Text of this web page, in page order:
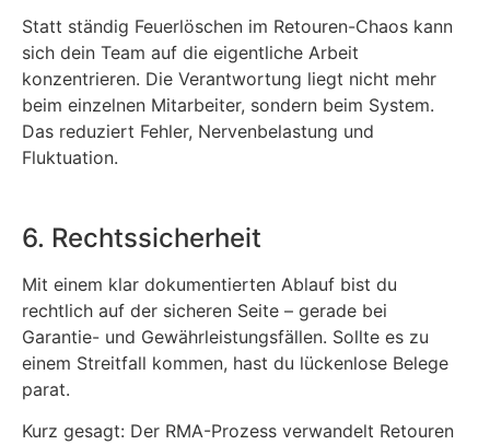
Statt ständig Feuerlöschen im Retouren-Chaos kann
sich dein Team auf die eigentliche Arbeit
konzentrieren. Die Verantwortung liegt nicht mehr
beim einzelnen Mitarbeiter, sondern beim System.
Das reduziert Fehler, Nervenbelastung und
Fluktuation.
6. Rechtssicherheit
Mit einem klar dokumentierten Ablauf bist du
rechtlich auf der sicheren Seite – gerade bei
Garantie- und Gewährleistungsfällen. Sollte es zu
einem Streitfall kommen, hast du lückenlose Belege
parat.
Kurz gesagt: Der RMA-Prozess verwandelt Retouren